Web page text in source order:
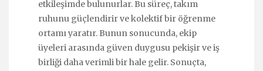
etkileşimde bulunurlar. Bu süreç, takım
ruhunu güçlendirir ve kolektif bir öğrenme
ortamı yaratır. Bunun sonucunda, ekip
üyeleri arasında güven duygusu pekişir ve iş
birliği daha verimli bir hale gelir. Sonuçta,